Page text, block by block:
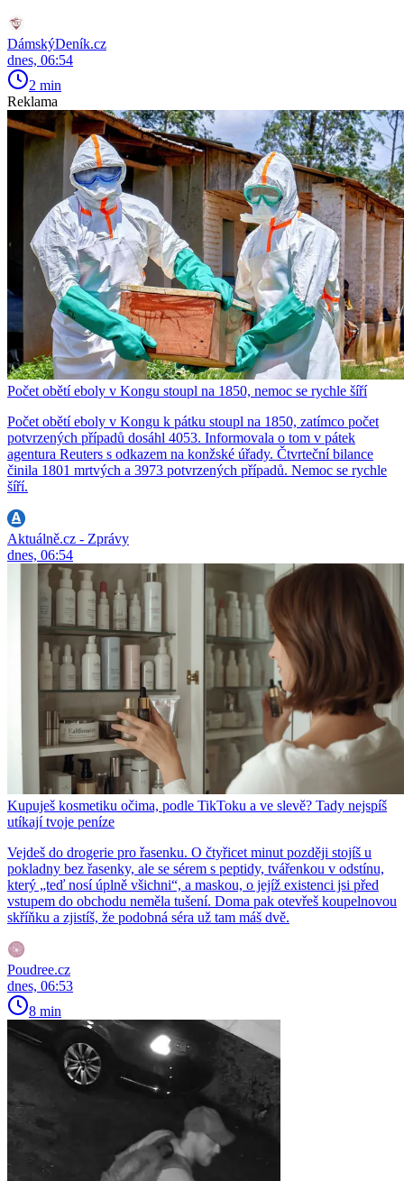
DámskýDeník.cz
dnes, 06:54
2 min
Reklama
Počet obětí eboly v Kongu stoupl na 1850, nemoc se rychle šíří
Počet obětí eboly v Kongu k pátku stoupl na 1850, zatímco počet
potvrzených případů dosáhl 4053. Informovala o tom v pátek
agentura Reuters s odkazem na konžské úřady. Čtvrteční bilance
činila 1801 mrtvých a 3973 potvrzených případů. Nemoc se rychle
šíří.
Aktuálně.cz - Zprávy
dnes, 06:54
Kupuješ kosmetiku očima, podle TikToku a ve slevě? Tady nejspíš
utíkají tvoje peníze
Vejdeš do drogerie pro řasenku. O čtyřicet minut později stojíš u
pokladny bez řasenky, ale se sérem s peptidy, tvářenkou v odstínu,
který „teď nosí úplně všichni“, a maskou, o jejíž existenci jsi před
vstupem do obchodu neměla tušení. Doma pak otevřeš koupelnovou
skříňku a zjistíš, že podobná séra už tam máš dvě.
Poudree.cz
dnes, 06:53
8 min